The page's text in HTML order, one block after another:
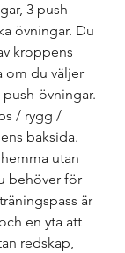
3 push-
övningar. Du
kroppens
om du väljer
övningar.
/ rygg /
baksida.
utan
behöver för
är
en yta att
redskap,